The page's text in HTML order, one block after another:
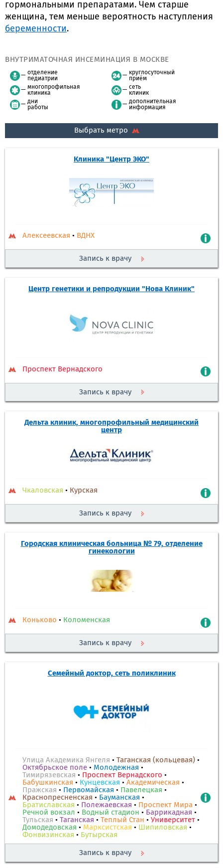
гормональными препаратами. Чем старше
женщина, тем меньше вероятность наступления
беременности.
ВНУТРИМАТОЧНАЯ ИНСЕМИНАЦИЯ В МОСКВЕ
отделение
педиатрии
многопрофильная
клиника
дни
работы
круглосуточный
приём
сеть
клиник
дополнительная
информация
Выбрать метро
Клиника "Центр ЭКО"
Алексеевская • ВДНХ
Запись к врачу
Центр генетики и репродукции "Нова Клиник"
Проспект Вернадского
Запись к врачу
Дельта клиник, многопрофильный медицинский
центр
Чкаловская • Курская
Запись к врачу
Городская клиническая больница № 79, отделение
гинекологии
Коньково • Коломенская
Запись к врачу
Семейный доктор, сеть поликлиник
Улица Академика Янгеля • Таганская (кольцевая) •
Октябрьское поле • Молодежная •
Тимирязевская • Проспект Вернадского •
Бабушкинская • Кунцевская • Академическая •
Пражская • Первомайская • Павелецкая •
Краснопресненская • Бауманская •
Братиславская • Полежаевская • Проспект Мира •
Речной вокзал • Водный стадион • Баррикадная •
Тульская • Таганская • Теплый Стан • Университет •
Домодедовская • Марксистская • Шипиловская •
Фонвизинская • Бутырская
Запись к врачу